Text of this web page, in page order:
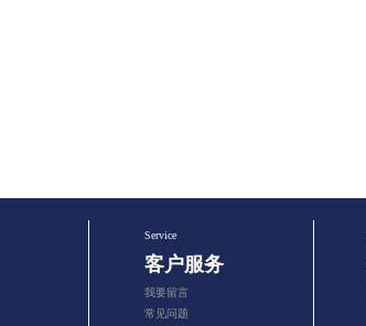
Service
客户服务
我要留言
常见问题